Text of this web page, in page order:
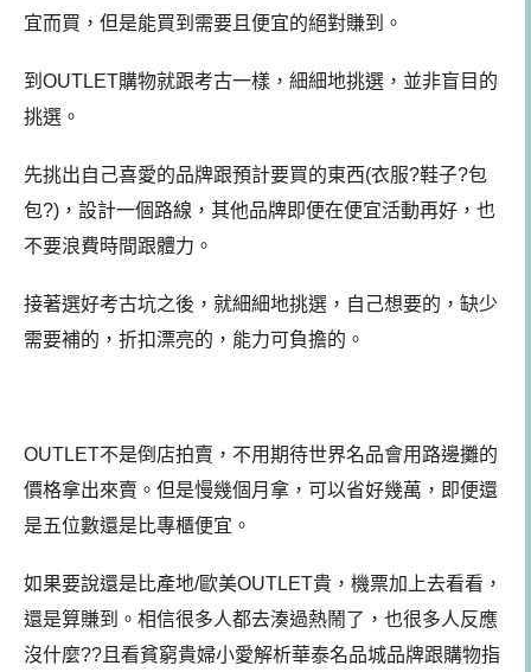
宜而買，但是能買到需要且便宜的絕對賺到。
到OUTLET購物就跟考古一樣，細細地挑選，並非盲目的
挑選。
先挑出自己喜愛的品牌跟預計要買的東西(衣服?鞋子?包
包?)，設計一個路線，其他品牌即便在便宜活動再好，也
不要浪費時間跟體力。
接著選好考古坑之後，就細細地挑選，自己想要的，缺少
需要補的，折扣漂亮的，能力可負擔的。
OUTLET不是倒店拍賣，不用期待世界名品會用路邊攤的
價格拿出來賣。但是慢幾個月拿，可以省好幾萬，即便還
是五位數還是比專櫃便宜。
如果要說還是比產地/歐美OUTLET貴，機票加上去看看，
還是算賺到。相信很多人都去湊過熱鬧了，也很多人反應
沒什麼??且看貧窮貴婦小愛解析華泰名品城品牌跟購物指